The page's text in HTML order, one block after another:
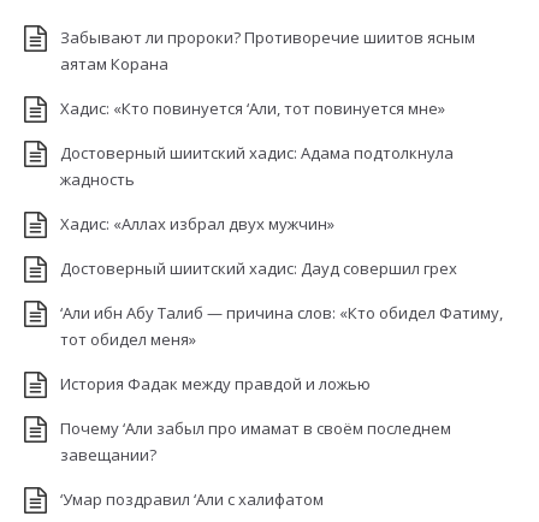
Забывают ли пророки? Противоречие шиитов ясным
аятам Корана
Хадис: «Кто повинуется ‘Али, тот повинуется мне»
Достоверный шиитский хадис: Адама подтолкнула
жадность
Хадис: «Аллах избрал двух мужчин»
Достоверный шиитский хадис: Дауд совершил грех
‘Али ибн Абу Талиб — причина слов: «Кто обидел Фатиму,
тот обидел меня»
История Фадак между правдой и ложью
Почему ‘Али забыл про имамат в своём последнем
завещании?
‘Умар поздравил ‘Али с халифатом